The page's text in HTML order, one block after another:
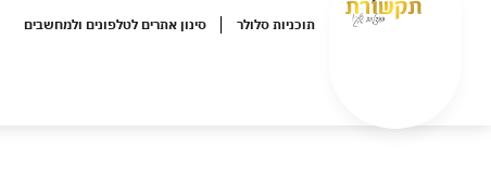
תוכניות סלולר סינון אתרים לטלפונים ולמחשבים